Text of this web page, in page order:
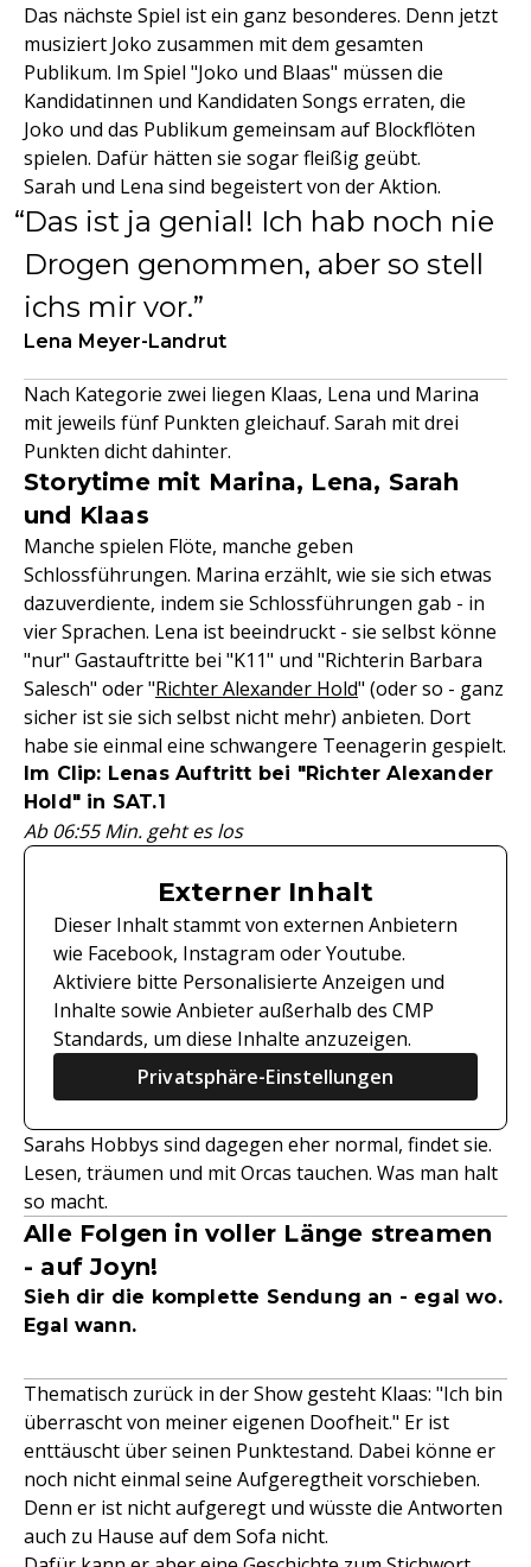
Das nächste Spiel ist ein ganz besonderes. Denn jetzt
musiziert Joko zusammen mit dem gesamten
Publikum. Im Spiel "Joko und Blaas" müssen die
Kandidatinnen und Kandidaten Songs erraten, die
Joko und das Publikum gemeinsam auf Blockflöten
spielen. Dafür hätten sie sogar fleißig geübt.
Sarah und Lena sind begeistert von der Aktion.
Das ist ja genial! Ich hab noch nie
Drogen genommen, aber so stell
ichs mir vor.
Lena Meyer-Landrut
Nach Kategorie zwei liegen Klaas, Lena und Marina
mit jeweils fünf Punkten gleichauf. Sarah mit drei
Punkten dicht dahinter.
Storytime mit Marina, Lena, Sarah
und Klaas
Manche spielen Flöte, manche geben
Schlossführungen. Marina erzählt, wie sie sich etwas
dazuverdiente, indem sie Schlossführungen gab - in
vier Sprachen. Lena ist beeindruckt - sie selbst könne
"nur" Gastauftritte bei "K11" und "Richterin Barbara
Salesch" oder "Richter Alexander Hold" (oder so - ganz
sicher ist sie sich selbst nicht mehr) anbieten. Dort
habe sie einmal eine schwangere Teenagerin gespielt.
Im Clip: Lenas Auftritt bei "Richter Alexander
Hold" in SAT.1
Ab 06:55 Min. geht es los
Externer Inhalt
Dieser Inhalt stammt von externen Anbietern
wie Facebook, Instagram oder Youtube.
Aktiviere bitte Personalisierte Anzeigen und
Inhalte sowie Anbieter außerhalb des CMP
Standards, um diese Inhalte anzuzeigen.
Privatsphäre-Einstellungen
Sarahs Hobbys sind dagegen eher normal, findet sie.
Lesen, träumen und mit Orcas tauchen. Was man halt
so macht.
Alle Folgen in voller Länge streamen
- auf Joyn!
Sieh dir die komplette Sendung an - egal wo.
Egal wann.
Thematisch zurück in der Show gesteht Klaas: "Ich bin
überrascht von meiner eigenen Doofheit." Er ist
enttäuscht über seinen Punktestand. Dabei könne er
noch nicht einmal seine Aufgeregtheit vorschieben.
Denn er ist nicht aufgeregt und wüsste die Antworten
auch zu Hause auf dem Sofa nicht.